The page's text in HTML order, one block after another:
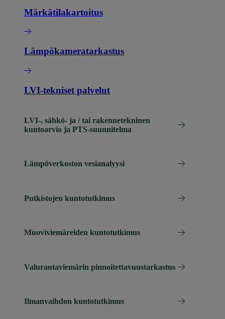
Märkätilakartoitus
Lämpökameratarkastus
LVI-tekniset palvelut
LVI-, sähkö- ja / tai rakennetekninen
kuntoarvio ja PTS-suunnitelma
Lämpöverkoston vesianalyysi
Putkistojen kuntotutkimus
Muoviviemäreiden kuntotutkimus
Valurautaviemärin pinnoitettavuustarkastus
Ilmanvaihdon kuntotutkimus